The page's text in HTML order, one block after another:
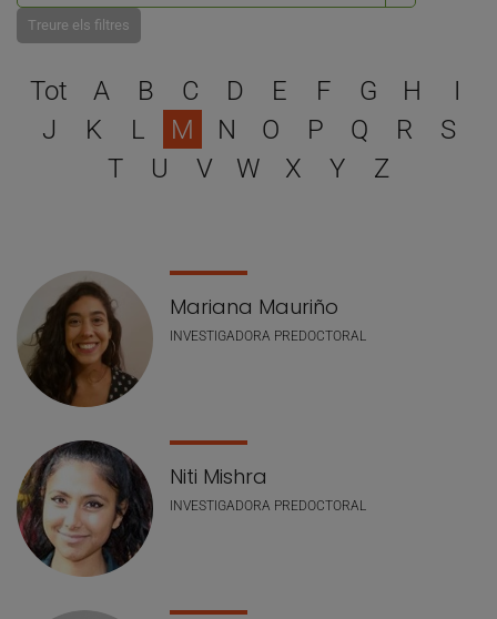
Treure els filtres
Escull una lletra per filtrar
Tot A B C D E F G H
I
J
K L M N O P Q R
S
T
U V W X Y Z
Llistat de personal
Mariana Mauriño
INVESTIGADORA PREDOCTORAL
Niti Mishra
INVESTIGADORA PREDOCTORAL